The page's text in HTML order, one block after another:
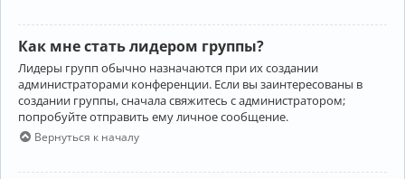
Как мне стать лидером группы?
Лидеры групп обычно назначаются при их создании
администраторами конференции. Если вы заинтересованы в
создании группы, сначала свяжитесь с администратором;
попробуйте отправить ему личное сообщение.
Вернуться к началу